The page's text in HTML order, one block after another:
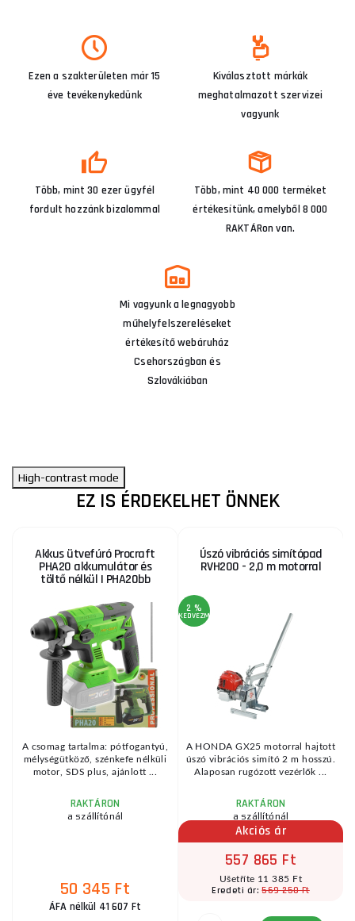
Ezen a szakterületen már 15
éve tevékenykedünk
Kiválasztott márkák
meghatalmazott szervizei
vagyunk
Több, mint 30 ezer ügyfél
fordult hozzánk bizalommal
Több, mint 40 000 terméket
értékesítünk, amelyből 8 000
RAKTÁRon van.
Mi vagyunk a legnagyobb
műhelyfelszereléseket
értékesítő webáruház
Csehországban és
Szlovákiában
High-contrast mode
EZ IS ÉRDEKELHET ÖNNEK
Akkus ütvefúró Procraft
PHA20 akkumulátor és
töltő nélkül | PHA20bb
A csomag tartalma: pótfogantyú,
mélységütköző, szénkefe nélküli
motor, SDS plus, ajánlott ...
RAKTÁRON
a szállítónál
50 345 Ft
ÁFA nélkül 41 607 Ft
Úszó vibrációs simítópad
RVH200 - 2,0 m motorral
2 %
KEDVEZMÉNY
A HONDA GX25 motorral hajtott
úszó vibrációs simító 2 m hosszú.
Alaposan rugózott vezérlők ...
RAKTÁRON
a szállítónál
Akciós ár
557 865 Ft
Ušetříte 11 385 Ft
Eredeti ár:569 250 Ft